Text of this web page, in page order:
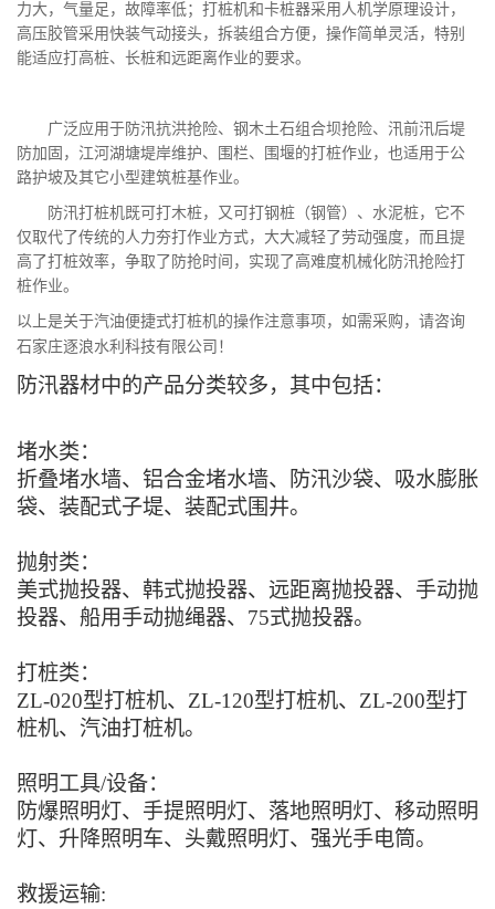
力大，气量足，故障率低；打桩机和卡桩器采用人机学原理设计，
高压胶管采用快装气动接头，拆装组合方便，操作简单灵活，特别
能适应打高桩、长桩和远距离作业的要求。
广泛应用于防汛抗洪抢险、钢木土石组合坝抢险、汛前汛后堤
防加固，江河湖塘堤岸维护、围栏、围堰的打桩作业，也适用于公
路护坡及其它小型建筑桩基作业。
防汛打桩机既可打木桩，又可打钢桩（钢管）、水泥桩，它不
仅取代了传统的人力夯打作业方式，大大减轻了劳动强度，而且提
高了打桩效率，争取了防抢时间，实现了高难度机械化防汛抢险打
桩作业。
以上是关于汽油便捷式打桩机的操作注意事项，如需采购，请咨询
石家庄逐浪水利科技有限公司！
防汛器材中的产品分类较多，其中包括：
堵水类：
折叠堵水墙、铝合金堵水墙、防汛沙袋、吸水膨胀
袋、装配式子堤、装配式围井。
抛射类：
美式抛投器、韩式抛投器、远距离抛投器、手动抛
投器、船用手动抛绳器、75式抛投器。
打桩类：
ZL-020型打桩机、ZL-120型打桩机、ZL-200型打
桩机、汽油打桩机。
照明工具/设备：
防爆照明灯、手提照明灯、落地照明灯、移动照明
灯、升降照明车、头戴照明灯、强光手电筒。
救援运输: